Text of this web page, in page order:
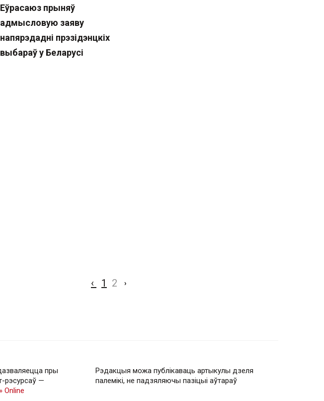
Еўрасаюз прыняў
адмысловую заяву
напярэдадні прэзідэнцкіх
выбараў у Беларусі
‹ 1 2 ›
пры
рэсурсаў —
Online
Рэдакцыя можа публікаваць артыкулы дзеля
палемікі, не падзяляючы пазіцыі аўтараў